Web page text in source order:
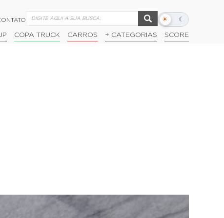
☀ ☾
Alternar
escuro
COPA TRUCK CARROS + CATEGORIAS SCORE